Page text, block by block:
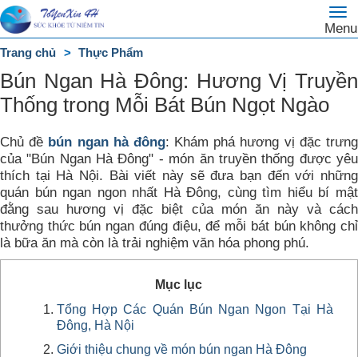
Menu
Trang
chủ
DANH
MỤC
Trang chủ Thực Phẩm
Bún Ngan Hà Đông: Hương Vị Truyền
Thống trong Mỗi Bát Bún Ngọt Ngào
Chủ đề bún ngan hà đông: Khám phá hương vị đặc trưng
của "Bún Ngan Hà Đông" - món ăn truyền thống được yêu
thích tại Hà Nội. Bài viết này sẽ đưa bạn đến với những
quán bún ngan ngon nhất Hà Đông, cùng tìm hiểu bí mật
đằng sau hương vị đặc biệt của món ăn này và cách
thưởng thức bún ngan đúng điệu, để mỗi bát bún không chỉ
là bữa ăn mà còn là trải nghiệm văn hóa phong phú.
Mục lục
Tổng Hợp Các Quán Bún Ngan Ngon Tại Hà
Đông, Hà Nội
Giới thiệu chung về món bún ngan Hà Đông